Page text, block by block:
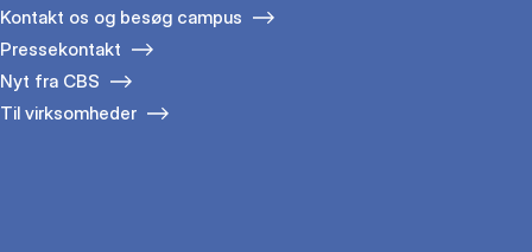
Kontakt os og besøg campus
Pressekontakt
Nyt fra CBS
Til virksomheder